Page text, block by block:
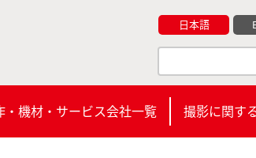
日本語
・機材・サービス会社一覧 撮影に関す